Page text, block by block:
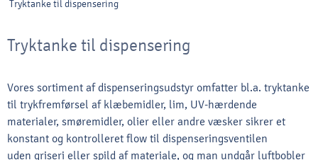
Tryktanke til dispensering
Tryktanke til dispensering
Vores sortiment af dispenseringsudstyr omfatter bl.a. tryktanke
til trykfremførsel af klæbemidler, lim, UV-hærdende
materialer, smøremidler, olier eller andre væsker sikrer et
konstant og kontrolleret flow til dispenseringsventilen
uden griseri eller spild af materiale, og man undgår luftbobler